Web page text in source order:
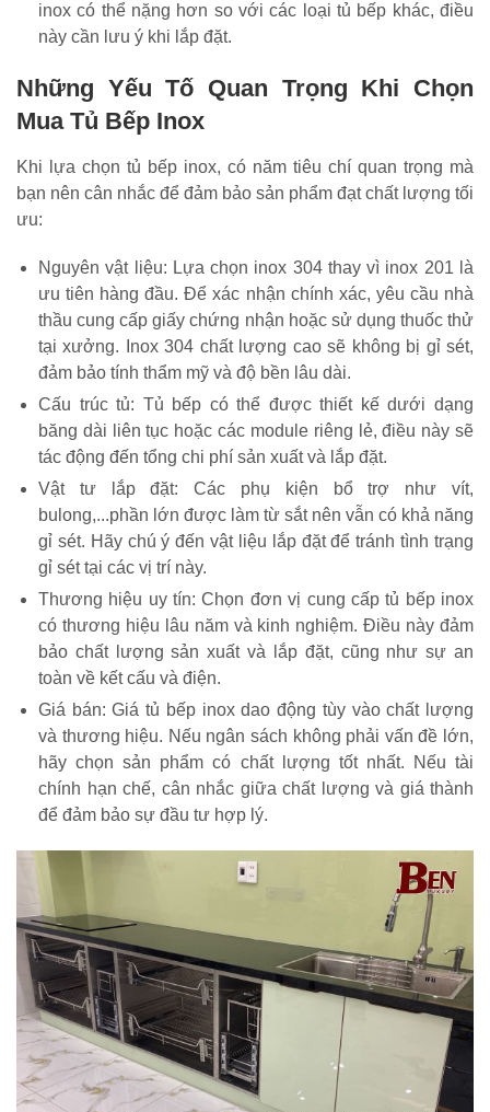
inox có thể nặng hơn so với các loại tủ bếp khác, điều
này cần lưu ý khi lắp đặt.
Những Yếu Tố Quan Trọng Khi Chọn
Mua Tủ Bếp Inox
Khi lựa chọn tủ bếp inox, có năm tiêu chí quan trọng mà
bạn nên cân nhắc để đảm bảo sản phẩm đạt chất lượng tối
ưu:
Nguyên vật liệu: Lựa chọn inox 304 thay vì inox 201 là
ưu tiên hàng đầu. Để xác nhận chính xác, yêu cầu nhà
thầu cung cấp giấy chứng nhận hoặc sử dụng thuốc thử
tại xưởng. Inox 304 chất lượng cao sẽ không bị gỉ sét,
đảm bảo tính thẩm mỹ và độ bền lâu dài.
Cấu trúc tủ: Tủ bếp có thể được thiết kế dưới dạng
băng dài liên tục hoặc các module riêng lẻ, điều này sẽ
tác động đến tổng chi phí sản xuất và lắp đặt.
Vật tư lắp đặt: Các phụ kiện bổ trợ như vít,
bulong,...phần lớn được làm từ sắt nên vẫn có khả năng
gỉ sét. Hãy chú ý đến vật liệu lắp đặt để tránh tình trạng
gỉ sét tại các vị trí này.
Thương hiệu uy tín: Chọn đơn vị cung cấp tủ bếp inox
có thương hiệu lâu năm và kinh nghiệm. Điều này đảm
bảo chất lượng sản xuất và lắp đặt, cũng như sự an
toàn về kết cấu và điện.
Giá bán: Giá tủ bếp inox dao động tùy vào chất lượng
và thương hiệu. Nếu ngân sách không phải vấn đề lớn,
hãy chọn sản phẩm có chất lượng tốt nhất. Nếu tài
chính hạn chế, cân nhắc giữa chất lượng và giá thành
để đảm bảo sự đầu tư hợp lý.